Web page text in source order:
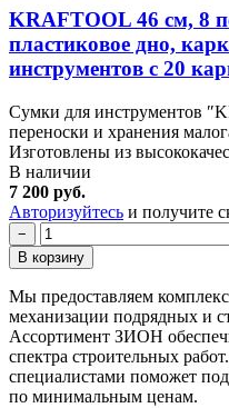
KRAFTOOL 46 см, 8
пластиковое дно,
инструментов с 20
Сумки для инструментов
переноски и хранения
Изготовлены из
В наличии
7 200 руб.
Авторизуйтесь и получите
−
В корзину
Мы предоставляем
механизации подрядных и
Ассортимент ЗИОН
спектра строительных
специалистами поможет
по минимальным ценам.